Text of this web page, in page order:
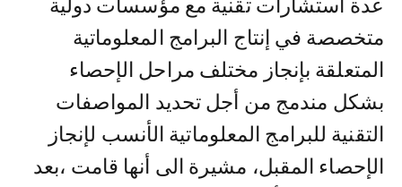
عدة استشارات تقنية مع مؤسسات دولية
متخصصة في إنتاج البرامج المعلوماتية
المتعلقة بإنجاز مختلف مراحل الإحصاء
بشكل مندمج من أجل تحديد المواصفات
التقنية للبرامج المعلوماتية الأنسب لإنجاز
الإحصاء المقبل، مشيرة الى أنها قامت ،بعد